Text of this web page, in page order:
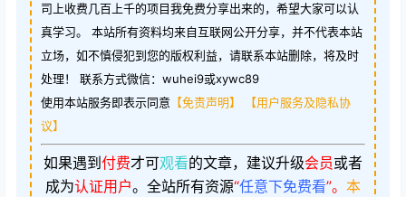
司上收费几百上千的项目我免费分享出来的，希望大家可以认
真学习。 本站所有资料均来自互联网公开分享，并不代表本站
立场，如不慎侵犯到您的版权利益，请联系本站删除，将及时
处理！ 联系方式微信：wuhei9或xywc89
使用本站服务即表示同意 【免责声明】
【用户服务及隐私协
议】
如果遇到 付费才可观看的文章，建议升级会员或者
成为认证用户。 全站所有资源“任意下免费看”。 本